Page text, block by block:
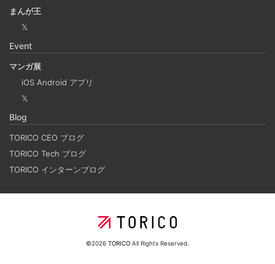
Laravelを使って簡単にReactを開発できる環境を作
成する
2025-03-18
Laravelを使って簡単にReactの開発環境を構築する。 以前
はPython（Django）＋React（TypeScript）で挫折した
が、今回は得意なPHP（Laravel）をバックエンドにするこ
とで、Reactの学習に集中できる環境を整える。 また、低
コストで構築し、トラブル時の原因特定を容易にすること
を目的としています。
ホーリンラブブックスのリニューアルした時の話
ラブブックスがあります。
まんが王
𝕏
Event
マンガ展
iOS Android アプリ
𝕏
Blog
TORICO CEO ブログ
TORICO Tech ブログ
TORICO インターンブログ
©2026 TORICO All Rights Reserved.